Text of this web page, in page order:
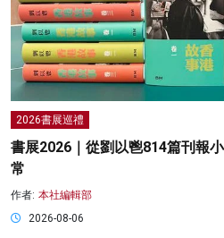
2026書展巡禮
書展2026｜從劉以鬯814篇刊報
常
作者: 本社編輯部
2026-08-06